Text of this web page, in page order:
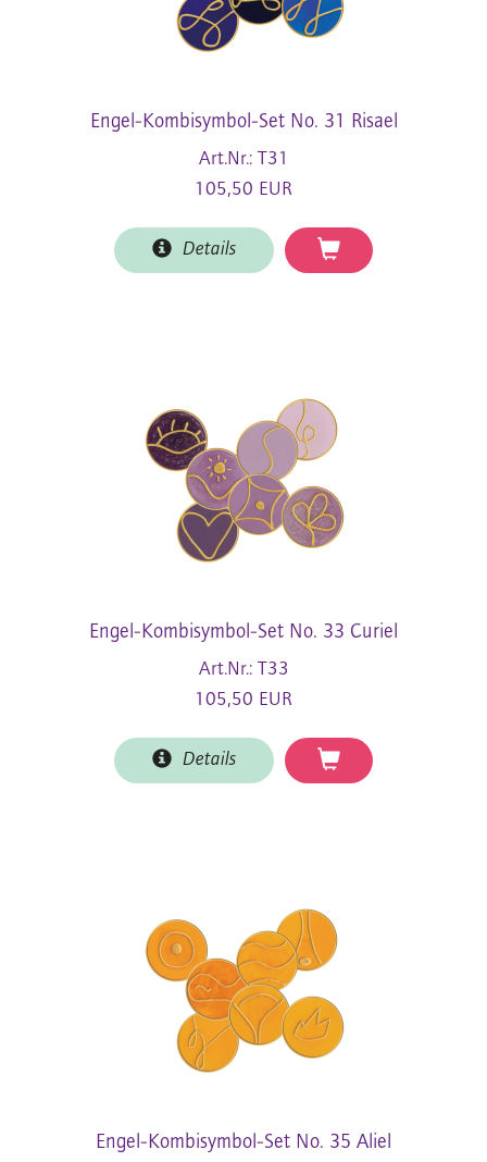
Engel-Kombisymbol-Set No. 31 Risael
Art.Nr.: T31
105,50 EUR
Details
Engel-Kombisymbol-Set No. 33 Curiel
Art.Nr.: T33
105,50 EUR
Details
Engel-Kombisymbol-Set No. 35 Aliel